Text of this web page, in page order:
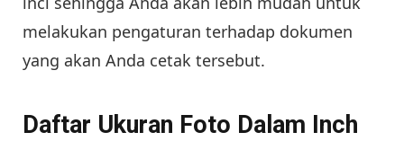
melakukan pengaturan terhadap dokumen
yang akan Anda cetak tersebut.
Daftar Ukuran Foto Dalam Inch